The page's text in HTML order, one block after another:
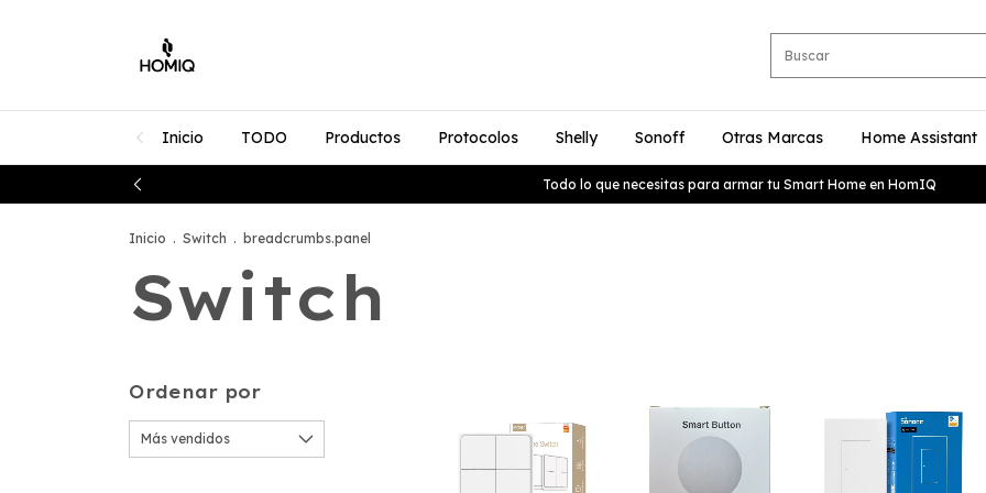
Inicio TODO Productos Protocolos Shelly Sonoff Otras Marcas Home Assistant
Todo lo que necesitas para armar tu Smart Home en HomIQ
Inicio . Switch . breadcrumbs.panel
Switch
Ordenar por